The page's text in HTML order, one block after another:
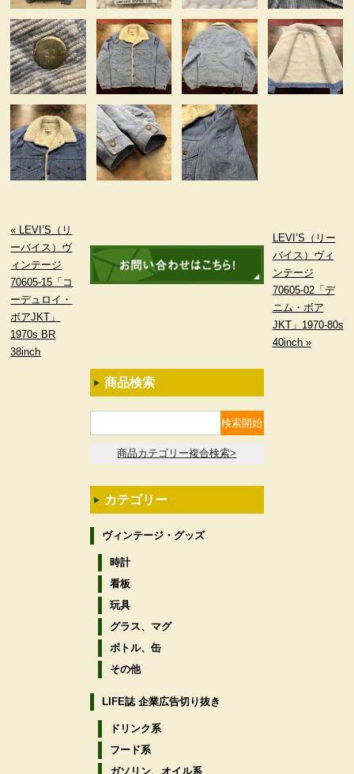
« LEVI’S（リ
ーバイス）ヴ
ィンテージ
70605-15「コ
ーデュロイ・
ボアJKT」
1970s BR
38inch
LEVI’S（リー
バイス）ヴィ
ンテージ
70605-02「デ
ニム・ボア
JKT」1970-80s
40inch »
商品検索
商品カテゴリー複合検索>
カテゴリー
ヴィンテージ・グッズ
時計
看板
玩具
グラス、マグ
ボトル、缶
その他
LIFE誌 企業広告切り抜き
ドリンク系
フード系
ガソリン、オイル系